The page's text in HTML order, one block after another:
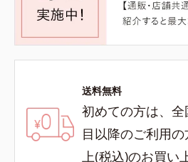
送料無料
初めての方は、
目以降のご利用
上(税込)のお買い